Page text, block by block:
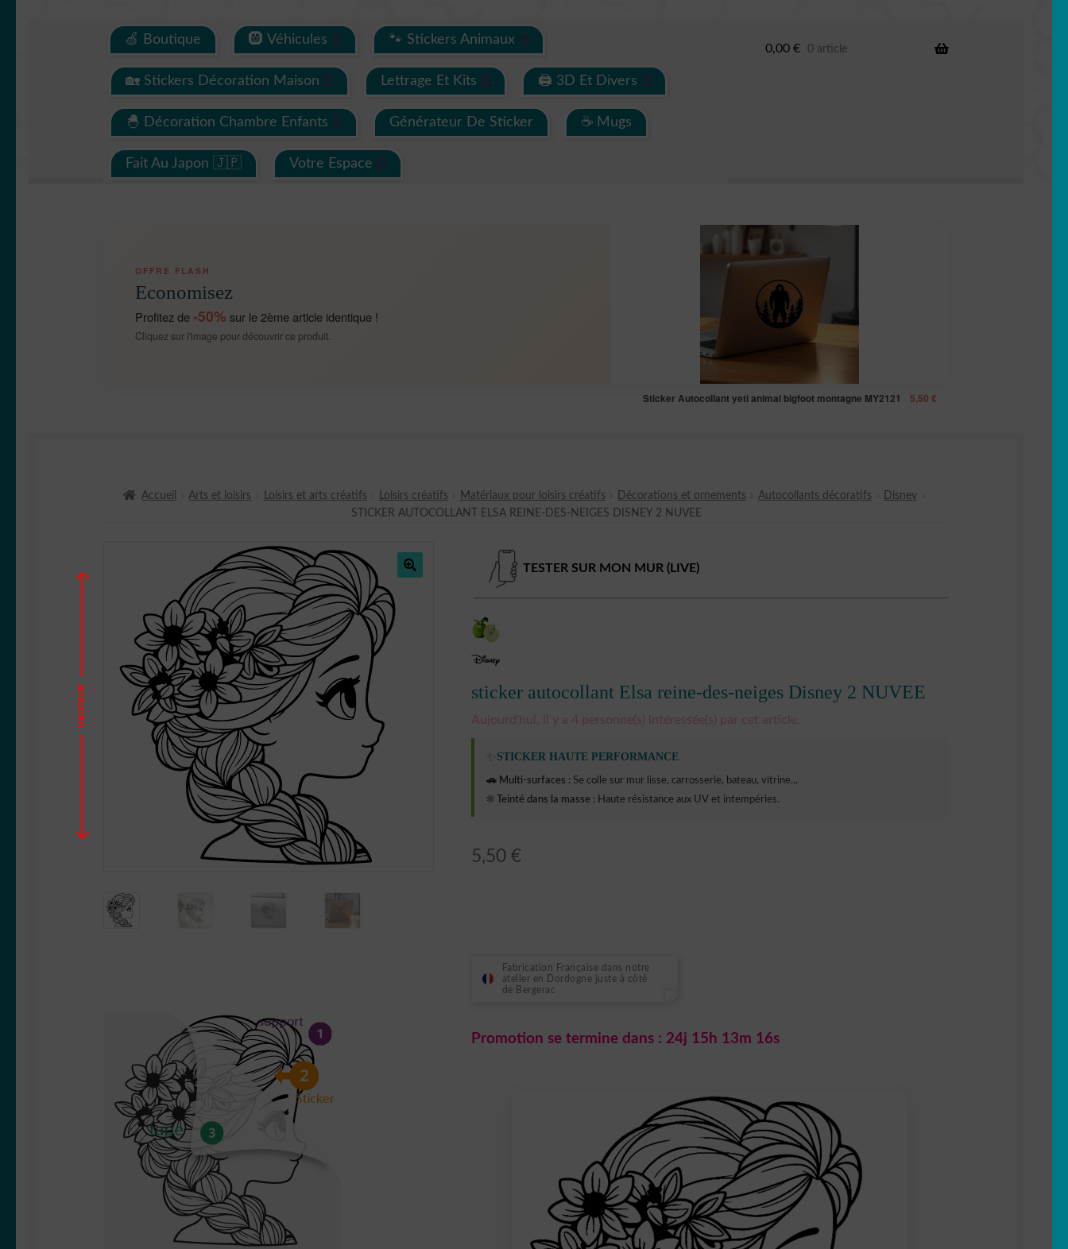
🍏 Boutique 🛞 Véhicules 🐾 Stickers Animaux
🏡 Stickers Décoration Maison Lettrage Et Kits 🖨 3D Et Divers
🐣 Décoration Chambre Enfants Générateur De Sticker ☕ Mugs
Fait Au Japon 🇯🇵 Votre Espace
0,00 € 0 article
OFFRE FLASH
Economisez
Profitez de-50% sur le 2ème article identique !
Cliquez sur l'image pour découvrir ce produit.
Sticker Autocollant yeti animal bigfoot montagne MY2121 5,50 €
Accueil Arts et loisirs Loisirs et arts créatifs Loisirs créatifs Matériaux pour loisirs créatifs Décorations et ornements Autocollants décoratifs
Disney
STICKER AUTOCOLLANT ELSA REINE-DES-NEIGES DISNEY 2 NUVEE
TESTER SUR MON MUR (LIVE)
sticker autocollant Elsa reine-des-neiges Disney 2 NUVEE
Aujourd'hui, il y a 4 personne(s) intéressée(s) par cet article.
STICKER HAUTE PERFORMANCE
🚗 Multi-surfaces : Se colle sur mur lisse, carrosserie, bateau, vitrine...
☀️ Teinté dans la masse : Haute résistance aux UV et intempéries.
5,50 €
Fabrication Française dans notre
atelier en Dordogne juste à côté
de Bergerac
Promotion se termine dans : 24j 15h 13m 15s
HAUTEUR